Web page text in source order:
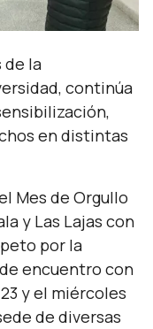
de la
continúa
en distintas
Mes de Orgullo
y Las Lajas con
por la
encuentro con
y el miércoles
de diversas